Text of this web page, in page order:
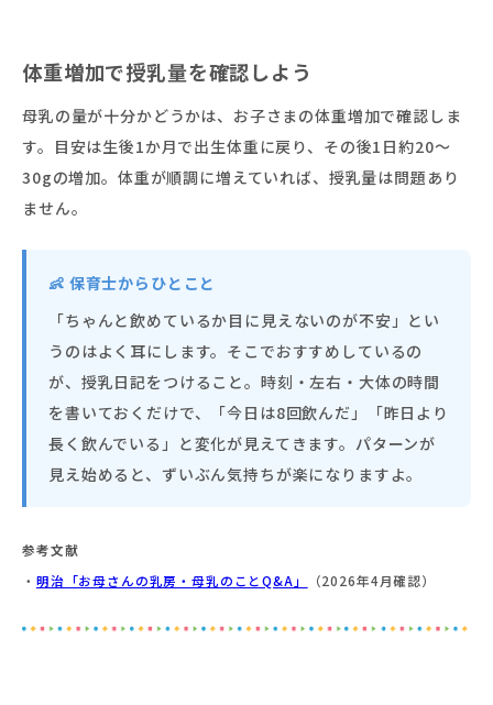
体重増加で授乳量を確認しよう
母乳の量が十分かどうかは、お子さまの体重増加で確認しま
す。目安は生後1か月で出生体重に戻り、その後1日約20〜
30gの増加。体重が順調に増えていれば、授乳量は問題あり
ません。
👶 保育士からひとこと
「ちゃんと飲めているか目に見えないのが不安」とい
うのはよく耳にします。そこでおすすめしているの
が、授乳日記をつけること。時刻・左右・大体の時間
を書いておくだけで、「今日は8回飲んだ」「昨日より
長く飲んでいる」と変化が見えてきます。パターンが
見え始めると、ずいぶん気持ちが楽になりますよ。
参考文献
・ 明治「お母さんの乳房・母乳のことQ&A」 （2026年4月確認）